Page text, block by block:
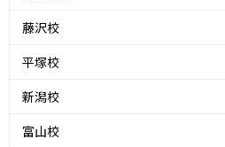
藤沢校
平塚校
新潟校
富山校